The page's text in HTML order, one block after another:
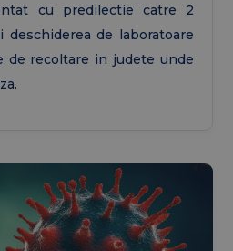
cu predilectie catre 2
deschiderea de laboratoare
de recoltare in judete unde